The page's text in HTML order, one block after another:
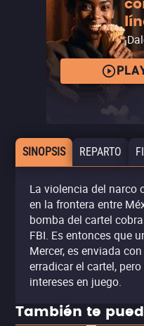
SINOPSIS REPARTO
La violencia del narco
en la frontera entre
bomba del cartel
FBI. Es entonces que
Mercer, es enviada
erradicar el cartel,
intereses en juego.
También te